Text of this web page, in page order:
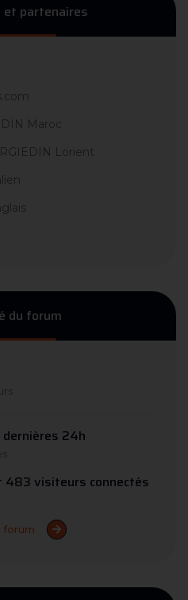
et partenaires
Maroc
Lorient
du forum
24h
483 visiteurs connectés